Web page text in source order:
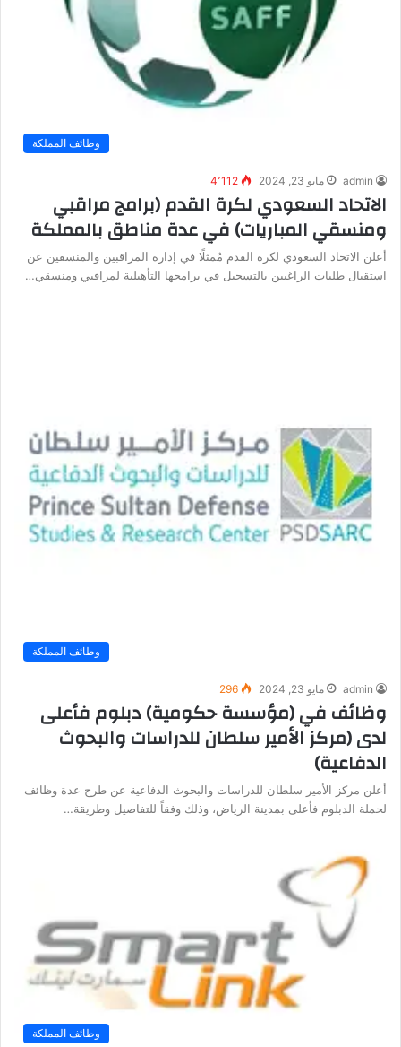
وظائف المملكة
admin مايو 23, 2024 4٬112
الاتحاد السعودي لكرة القدم (برامج مراقبي
ومنسقي المباريات) في عدة مناطق بالمملكة
أعلن الاتحاد السعودي لكرة القدم مُمثلًا في إدارة المراقبين والمنسقين عن
استقبال طلبات الراغبين بالتسجيل في برامجها التأهيلية لمراقبي ومنسقي…
وظائف المملكة
admin مايو 23, 2024 296
وظائف في (مؤسسة حكومية) دبلوم فأعلى
لدى (مركز الأمير سلطان للدراسات والبحوث
الدفاعية)
أعلن مركز الأمير سلطان للدراسات والبحوث الدفاعية عن طرح عدة وظائف
لحملة الدبلوم فأعلى بمدينة الرياض، وذلك وفقاً للتفاصيل وطريقة…
وظائف المملكة